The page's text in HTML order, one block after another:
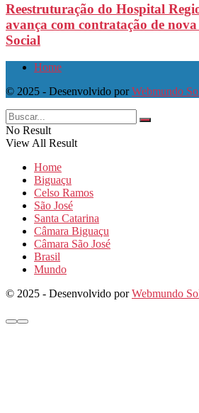
Reestruturação do Hospital
avança com contratação de
Social
Home
© 2025 - Desenvolvido porWebmundo
No Result
View All Result
Home
Biguaçu
Celso Ramos
São José
Santa Catarina
Câmara Biguaçu
Câmara São José
Brasil
Mundo
© 2025 - Desenvolvido porWebmundo